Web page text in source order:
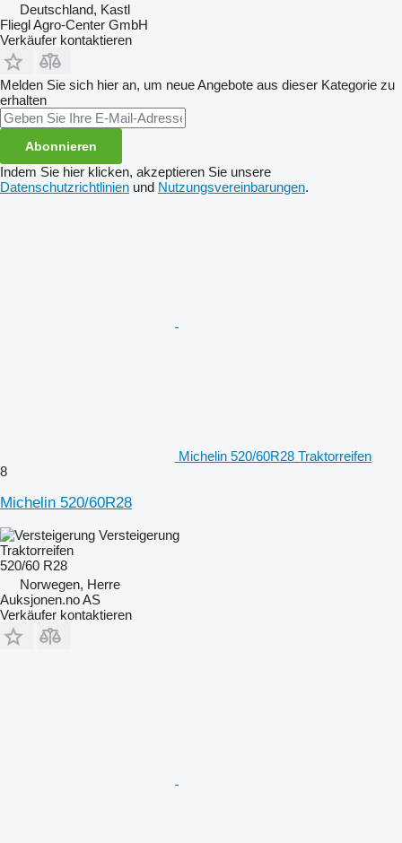
Deutschland, Kastl
Fliegl Agro-Center GmbH
Verkäufer kontaktieren
Melden Sie sich hier an, um neue Angebote aus dieser Kategorie zu
erhalten
Abonnieren
Indem Sie hier klicken, akzeptieren Sie unsere
Datenschutzrichtlinien und Nutzungsvereinbarungen.
Michelin 520/60R28 Traktorreifen
8
Michelin 520/60R28
Versteigerung
Traktorreifen
520/60 R28
Norwegen, Herre
Auksjonen.no AS
Verkäufer kontaktieren